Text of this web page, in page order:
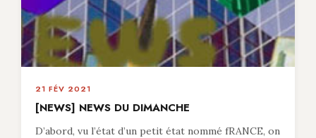
21 FÉV 2021
[NEWS] NEWS DU DIMANCHE
D’abord, vu l’état d’un petit état nommé fRANCE, on